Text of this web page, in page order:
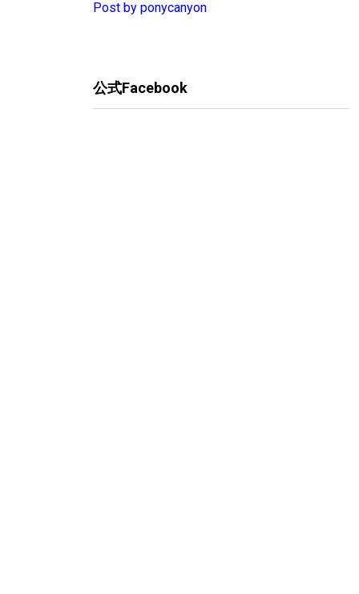
Post by ponycanyon
公式Facebook